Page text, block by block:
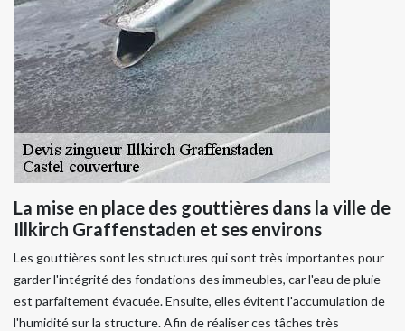
La mise en place des gouttières dans la ville de
Illkirch Graffenstaden et ses environs
Les gouttières sont les structures qui sont très importantes pour
garder l'intégrité des fondations des immeubles, car l'eau de pluie
est parfaitement évacuée. Ensuite, elles évitent l'accumulation de
l'humidité sur la structure. Afin de réaliser ces tâches très